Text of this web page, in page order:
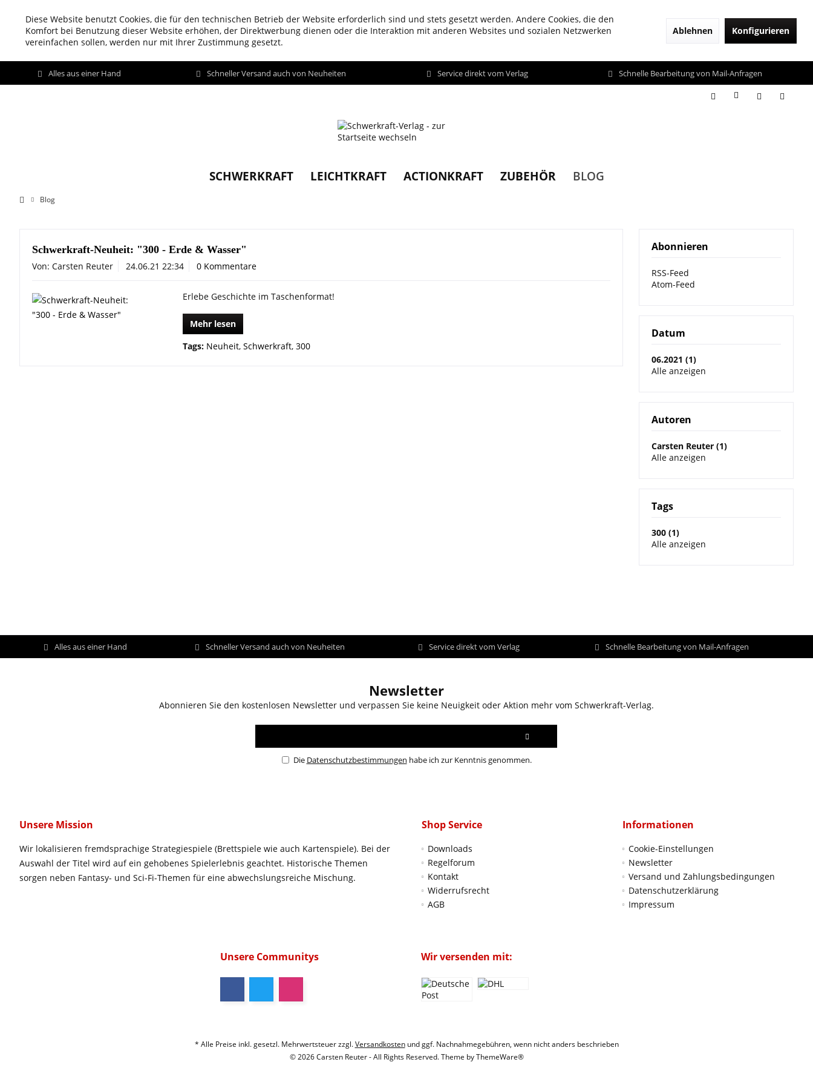
Diese Website benutzt Cookies, die für den technischen Betrieb der Website erforderlich sind und stets gesetzt werden. Andere Cookies, die den
Komfort bei Benutzung dieser Website erhöhen, der Direktwerbung dienen oder die Interaktion mit anderen Websites und sozialen Netzwerken
vereinfachen sollen, werden nur mit Ihrer Zustimmung gesetzt.
Ablehnen Konfigurieren
Alles aus einer Hand Schneller Versand auch von Neuheiten Service direkt vom Verlag Schnelle Bearbeitung von Mail-Anfragen
SCHWERKRAFT LEICHTKRAFT ACTIONKRAFT ZUBEHÖR BLOG
Blog
Abonnieren
RSS-Feed
Atom-Feed
Datum
06.2021 (1)
Alle anzeigen
Autoren
Carsten Reuter (1)
Alle anzeigen
Tags
300 (1)
Alle anzeigen
Schwerkraft-Neuheit: "300 - Erde & Wasser"
Von: Carsten Reuter 24.06.21 22:34 0 Kommentare
Erlebe Geschichte im Taschenformat!
Mehr lesen
Tags: Neuheit, Schwerkraft, 300
Alles aus einer Hand Schneller Versand auch von Neuheiten Service direkt vom Verlag Schnelle Bearbeitung von Mail-Anfragen
Newsletter
Abonnieren Sie den kostenlosen Newsletter und verpassen Sie keine Neuigkeit oder Aktion mehr vom Schwerkraft-Verlag.
Die Datenschutzbestimmungen habe ich zur Kenntnis genommen.
Unsere Mission
Wir lokalisieren fremdsprachige Strategiespiele (Brettspiele wie auch Kartenspiele). Bei der
Auswahl der Titel wird auf ein gehobenes Spielerlebnis geachtet. Historische Themen
sorgen neben Fantasy- und Sci-Fi-Themen für eine abwechslungsreiche Mischung.
Shop Service
Downloads
Regelforum
Kontakt
Widerrufsrecht
AGB
Informationen
Cookie-Einstellungen
Newsletter
Versand und Zahlungsbedingungen
Datenschutzerklärung
Impressum
Unsere Communitys Wir versenden mit:
* Alle Preise inkl. gesetzl. Mehrwertsteuer zzgl.Versandkostenund ggf. Nachnahmegebühren, wenn nicht anders beschrieben
© 2026 Carsten Reuter - All Rights Reserved. Theme byThemeWare®